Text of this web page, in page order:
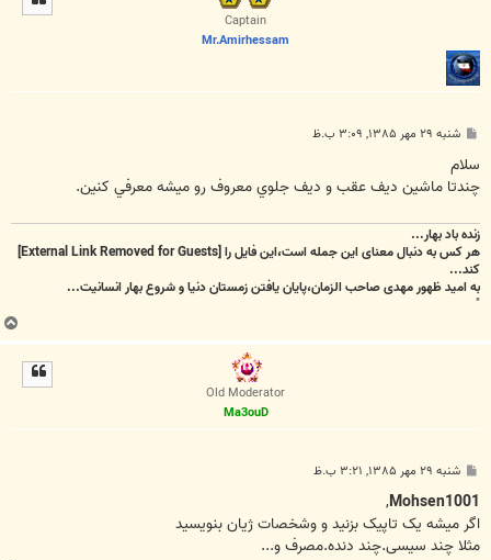
Captain
Mr.Amirhessam
ت
شنبه ۲۹ مهر ۱۳۸۵, ۳:۰۹ ب.ظ
سلام
چندتا ماشين ديف عقب و ديف جلوي معروف رو ميشه معرفي كنين.
زنده باد بهار...
هر کس به دنبال معنای این جمله است،این فایل را [External Link Removed for Guests]
کند...
به امید ظهور مهدی صاحب الزمان،پایان یافتن زمستان دنیا و شروع بهار انسانیت...
"
Old Moderator
Ma3ouD
ت
شنبه ۲۹ مهر ۱۳۸۵, ۳:۲۱ ب.ظ
Mohsen1001
,
اگر میشه یک تاپیک بزنید و وشخصات ژیان بنویسید
مثلا چند سیسی.چند دنده.مصرف و...